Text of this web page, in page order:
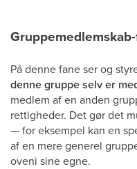
På denne fane ser og
denne gruppe selv er
medlem af en anden
rettigheder. Det gør det
— for eksempel kan en
af en mere generel
oveni sine egne.